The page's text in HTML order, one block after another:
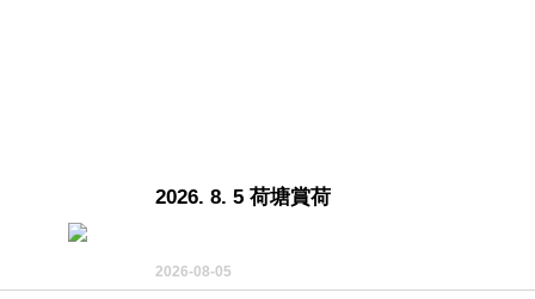
2026. 8. 5 荷塘賞荷
2026-08-05